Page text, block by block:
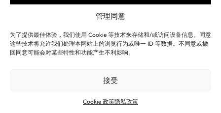
管理同意
为了提供最佳体验，我们使用 Cookie 等技术来存储和/或访问设备信息。同意
这些技术将允许我们处理本网站上的浏览行为或唯一 ID 等数据。不同意或撤
回同意可能会对某些特性和功能产生不利影响。
接受
Cookie 政策隐私政策